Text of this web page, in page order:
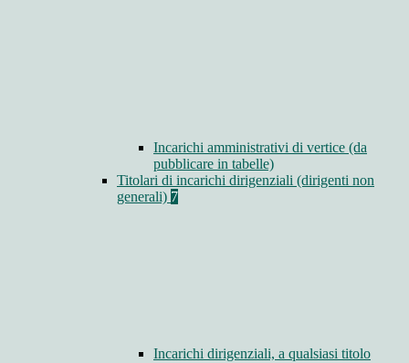
Incarichi amministrativi di vertice (da
pubblicare in tabelle)
Titolari di incarichi dirigenziali (dirigenti non
generali) 7
Incarichi dirigenziali, a qualsiasi titolo